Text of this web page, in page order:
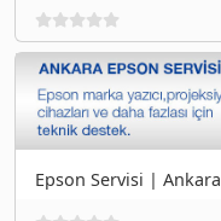
Epson Servisi | Ankara